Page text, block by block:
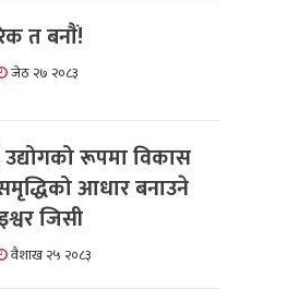
त बनाैं!
जेठ २७ २०८३
रूपमा विकास
आधार बनाउने
जिसी
वैशाख २५ २०८३